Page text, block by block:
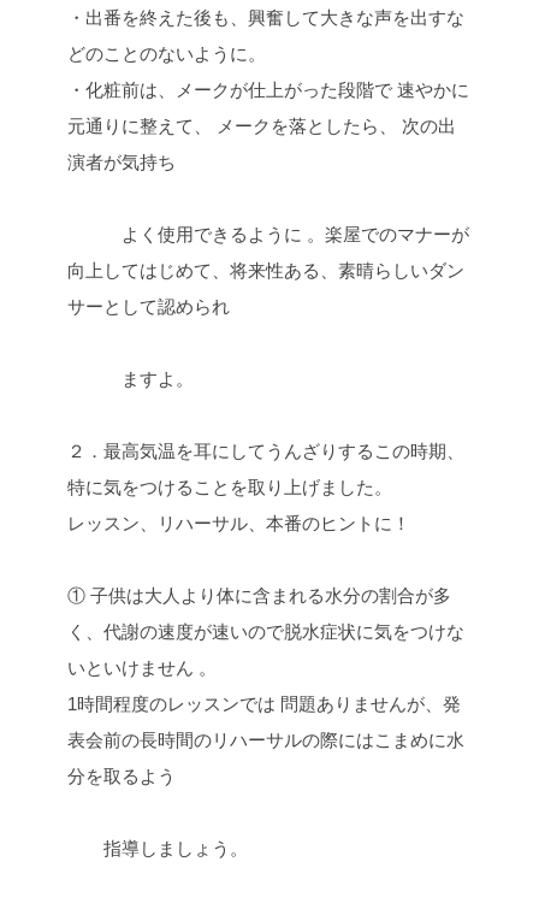
・出番を終えた後も、興奮して大きな声を出すな
どのことのないように。
・化粧前は、メークが仕上がった段階で 速やかに
元通りに整えて、 メークを落としたら、 次の出
演者が気持ち
よく使用できるように 。楽屋でのマナーが
向上してはじめて、将来性ある、素晴らしいダン
サーとして認められ
ますよ。
２．最高気温を耳にしてうんざりするこの時期、
特に気をつけることを取り上げました。
レッスン、リハーサル、本番のヒントに！
① 子供は大人より体に含まれる水分の割合が多
く、代謝の速度が速いので脱水症状に気をつけな
いといけません 。
1時間程度のレッスンでは 問題ありませんが、発
表会前の長時間のリハーサルの際にはこまめに水
分を取るよう
指導しましょう。